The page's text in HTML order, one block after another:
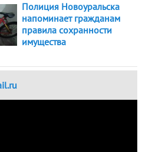
Полиция Новоуральска
напоминает гражданам
правила сохранности
имущества